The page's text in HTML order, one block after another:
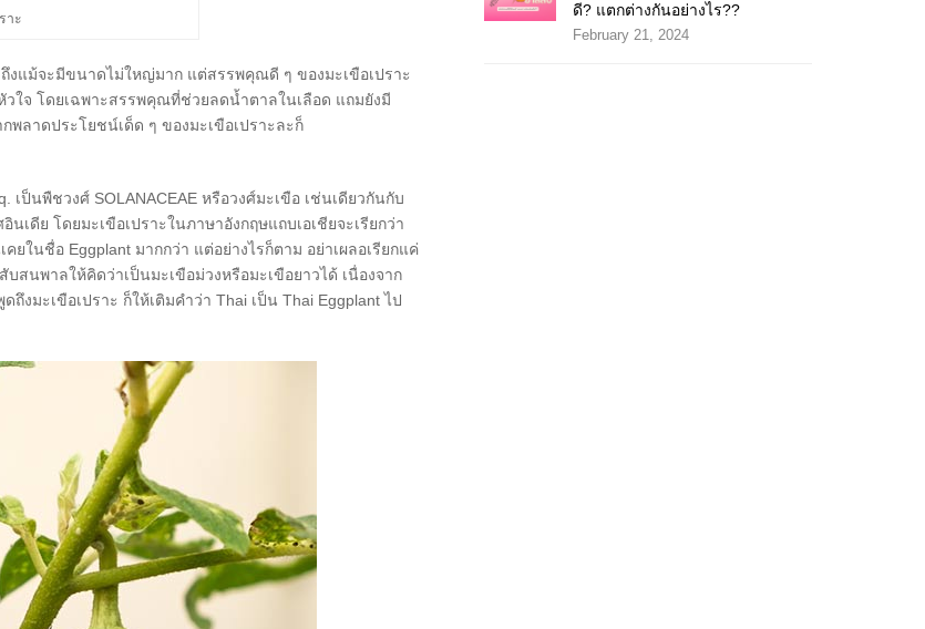
าะ
งแม้จะมีขนาดไม่ใหญ่มาก แต่สรรพคุณดี ๆ ของมะเขือเปราะ
ใจ โดยเฉพาะสรรพคุณที่ช่วยลดน้ำตาลในเลือด แถมยังมี
พลาดประโยชน์เด็ด ๆ ของมะเขือเปราะละก็
เป็นพืชวงศ์ SOLANACEAE หรือวงศ์มะเขือ เช่นเดียวกันกับ
เดีย โดยมะเขือเปราะในภาษาอังกฤษแถบเอเชียจะเรียกว่า
ยในชื่อ Eggplant มากกว่า แต่อย่างไรก็ตาม อย่าเผลอเรียกแค่
บสนพาลให้คิดว่าเป็นมะเขือม่วงหรือมะเขือยาวได้ เนื่องจาก
งมะเขือเปราะ ก็ให้เติมคำว่า Thai เป็น Thai Eggplant ไป
ดี? แตกต่างกันอย่างไร??
February 21, 2024